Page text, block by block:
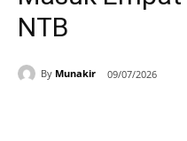
NTB
By Munakir 09/07/2026